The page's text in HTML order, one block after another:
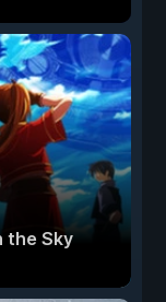
the Sky